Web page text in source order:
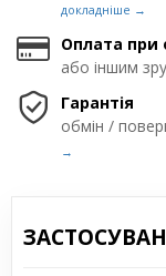
докладніше →
Оплата при
або іншим
Гарантія
обмін /
→